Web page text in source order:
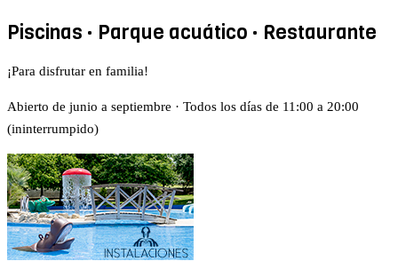
Piscinas · Parque acuático · Restaurante
¡Para disfrutar en familia!
Abierto de junio a septiembre · Todos los días de 11:00 a 20:00
(ininterrumpido)